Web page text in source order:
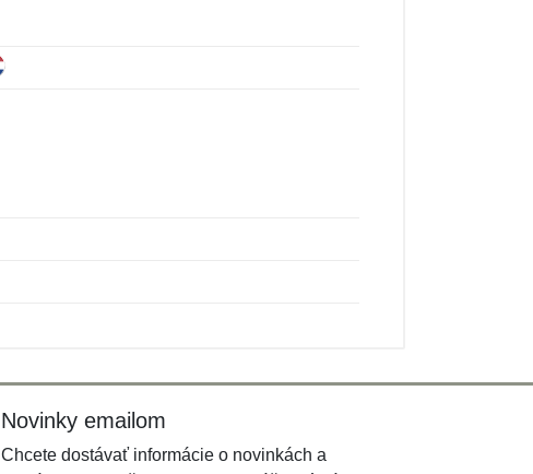
Novinky emailom
Chcete dostávať informácie o novinkách a